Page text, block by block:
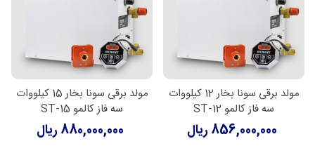
مولد برقی سونا بخار 12 کیلووات
سه فاز کالمو ST-12
856,000,000 ریال
مولد برقی سونا بخار 15 کیلووات
سه فاز کالمو ST-15
880,000,000 ریال